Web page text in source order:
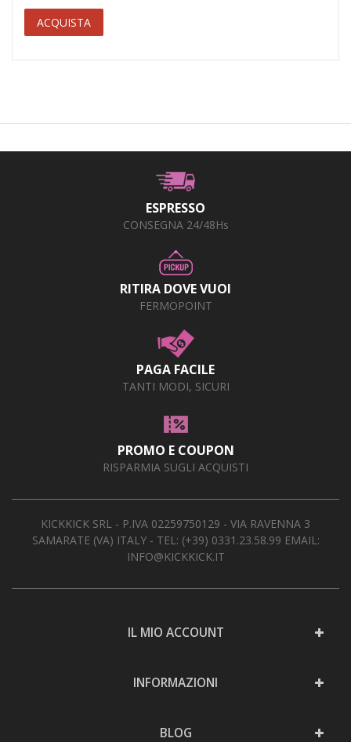
ACQUISTA
ESPRESSO
CONSEGNA 24/48Hs
RITIRA DOVE VUOI
FERMOPOINT
PAGA FACILE
TANTI MODI, SICURI
PROMO E COUPON
RISPARMIA SUGLI ACQUISTI
KICKKICK SRL - P.IVA 02259750129 - VIA RAVENNA 3
SAMARATE (VA) ITALY - TEL: (+39) 0331.23.58.99 EMAIL:
INFO@KICKKICK.IT
IL MIO ACCOUNT
INFORMAZIONI
BLOG